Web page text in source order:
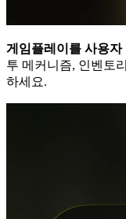
게임플레이를 사용자
투 메커니즘, 인벤토
하세요.